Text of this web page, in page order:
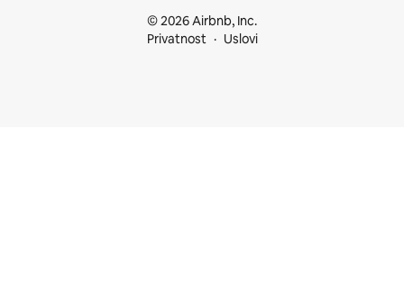
© 2026 Airbnb, Inc.
Privatnost
Uslovi